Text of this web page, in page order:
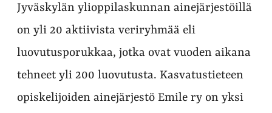
Jyväskylän ylioppilaskunnan ainejärjestöillä
on yli 20 aktiivista veriryhmää eli
luovutusporukkaa, jotka ovat vuoden aikana
tehneet yli 200 luovutusta. Kasvatustieteen
opiskelijoiden ainejärjestö Emile ry on yksi